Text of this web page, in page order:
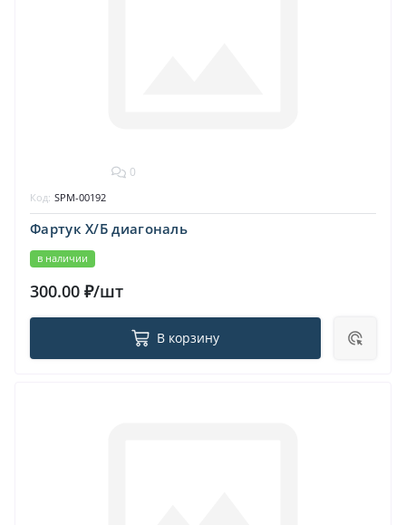
0
Фартук Х/Б диагональ
в наличии
Код: SPM-00192
300.00 ₽/шт
В корзину